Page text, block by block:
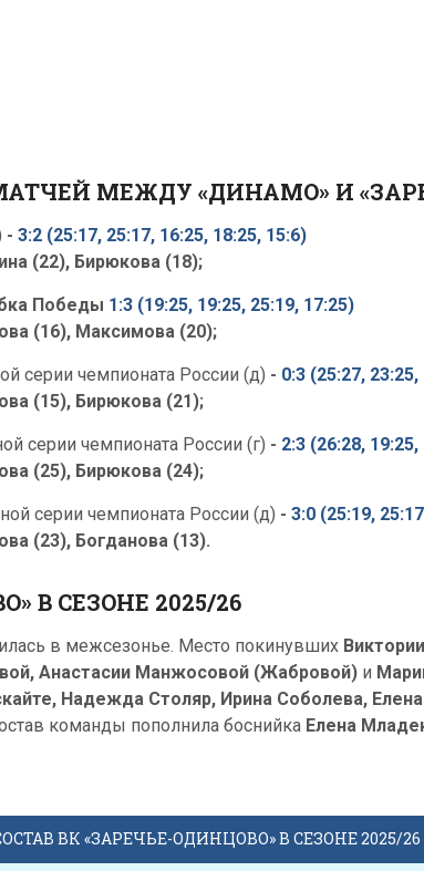
МЕЖДУ «ДИНАМО» И
- 3:2 (25:17, 25:17, 16:25, 18:25, 15:6)
(22), Бирюкова (18);
Победы 1:3 (19:25, 19:25, 25:19, 17:25)
(16), Максимова (20);
серии чемпионата России (д) - 0:3 (25:27, 23:25,
(15), Бирюкова (21);
серии чемпионата России (г) - 2:3 (26:28,
(25), Бирюкова (24);
серии чемпионата России (д) - 3:0 (25:19,
(23), Богданова (13).
В СЕЗОНЕ 2025/26
в межсезонье. Место покинувших
Анастасии Манжосовой (Жабровой) и
Надежда Столяр, Ирина Соболева, Елена
команды пополнила боснийка Елена
ВК «ЗАРЕЧЬЕ-ОДИНЦОВО» В СЕЗОНЕ 2025/26